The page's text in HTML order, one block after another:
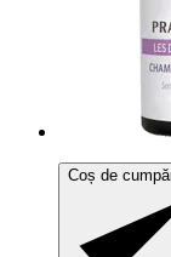
Coș de